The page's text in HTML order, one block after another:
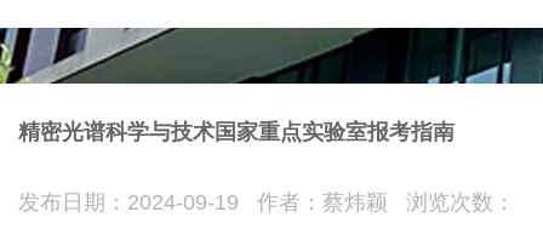
精密光谱科学与技术国家重点实验室报考指南
发布日期：2024-09-19 作者：蔡炜颖 浏览次数：